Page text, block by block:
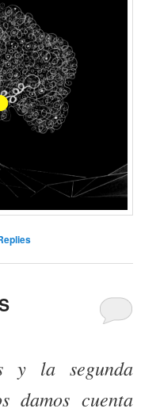
y la segunda
damos cuenta